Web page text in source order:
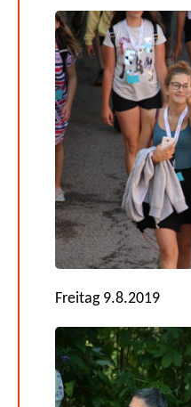
Freitag 9.8.2019